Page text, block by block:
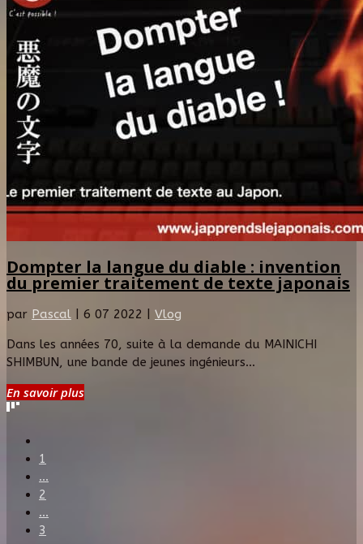
Dompter la langue du diable : invention
du premier traitement de texte japonais
par Pascal 6 07 2022 Vlog
Dans les années 70, suite à la demande du MAINICHI
SHIMBUN, une bande de jeunes ingénieurs...
En savoir plus
1
...
2
...
3